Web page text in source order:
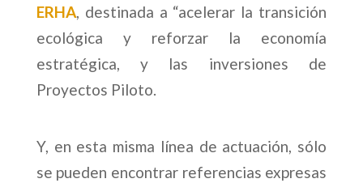
ERHA, destinada a “acelerar la transición
ecológica y reforzar la economía
estratégica, y las inversiones de
Proyectos Piloto.
Y, en esta misma línea de actuación, sólo
se pueden encontrar referencias expresas